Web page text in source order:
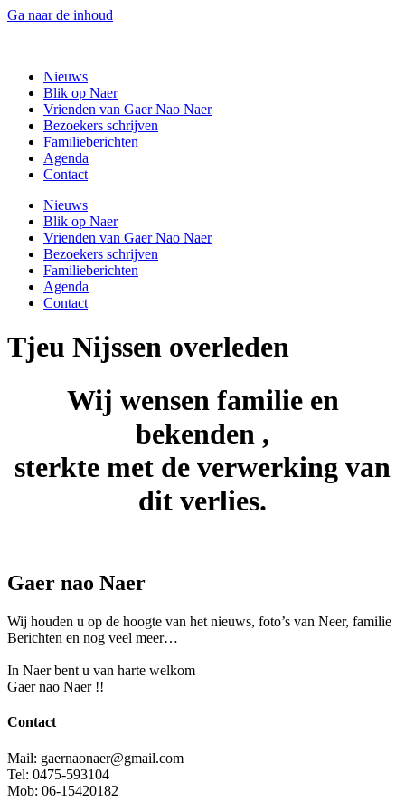
Ga naar de inhoud
Nieuws
Blik op Naer
Vrienden van Gaer Nao Naer
Bezoekers schrijven
Familieberichten
Agenda
Contact
Nieuws
Blik op Naer
Vrienden van Gaer Nao Naer
Bezoekers schrijven
Familieberichten
Agenda
Contact
Tjeu Nijssen overleden
Wij wensen familie en
bekenden ,
sterkte met de verwerking van
dit verlies.
Gaer nao Naer
Wij houden u op de hoogte van het nieuws, foto’s van Neer, familie
Berichten en nog veel meer…
In Naer bent u van harte welkom
Gaer nao Naer !!
Contact
Mail: gaernaonaer@gmail.com
Tel: 0475-593104
Mob: 06-15420182